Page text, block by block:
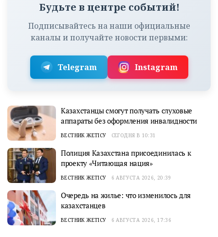
Будьте в центре событий!
Подписывайтесь на наши официальные
каналы и получайте новости первыми:
Telegram Instagram
Казахстанцы смогут получать слуховые
аппараты без оформления инвалидности
ВЕСТНИК ЖЕТІСУ СЕГОДНЯ В 10:31
Полиция Казахстана присоединилась к
проекту «Читающая нация»
ВЕСТНИК ЖЕТІСУ 6 АВГУСТА 2026, 20:39
Очередь на жилье: что изменилось для
казахстанцев
ВЕСТНИК ЖЕТІСУ 6 АВГУСТА 2026, 17:36